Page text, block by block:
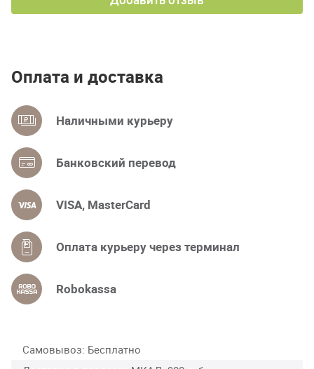
Оплата и доставка
Наличными курьеру
Банковский перевод
VISA, MasterCard
Оплата курьеру через терминал
Robokassa
Самовывоз Бесплатно